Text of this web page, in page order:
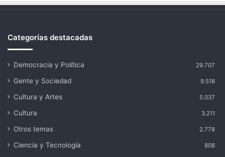
Categorías destacadas
Democracia y Política 29.707
Gente y Sociedad 9.518
Cultura y Artes 5.037
Cultura 3.211
Otros temas 2.778
Ciencia y Tecnología 808